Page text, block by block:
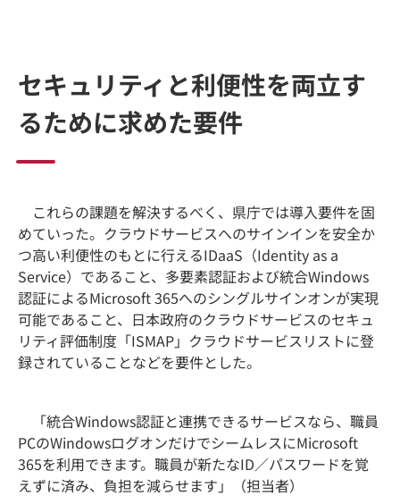
セキュリティと利便性を両立す
るために求めた要件
これらの課題を解決するべく、県庁では導入要件を固
めていった。クラウドサービスへのサインインを安全か
つ高い利便性のもとに行えるIDaaS（Identity as a
Service）であること、多要素認証および統合Windows
認証によるMicrosoft 365へのシングルサインオンが実現
可能であること、日本政府のクラウドサービスのセキュ
リティ評価制度「ISMAP」クラウドサービスリストに登
録されていることなどを要件とした。
「統合Windows認証と連携できるサービスなら、職員
PCのWindowsログオンだけでシームレスにMicrosoft
365を利用できます。職員が新たなID／パスワードを覚
えずに済み、負担を減らせます」（担当者）